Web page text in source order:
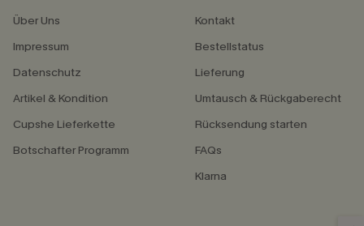
Über Uns
Impressum
Datenschutz
Artikel & Kondition
Cupshe Lieferkette
Botschafter Programm
Kontakt
Bestellstatus
Lieferung
Umtausch & Rückgaberecht
Rücksendung starten
FAQs
Klarna